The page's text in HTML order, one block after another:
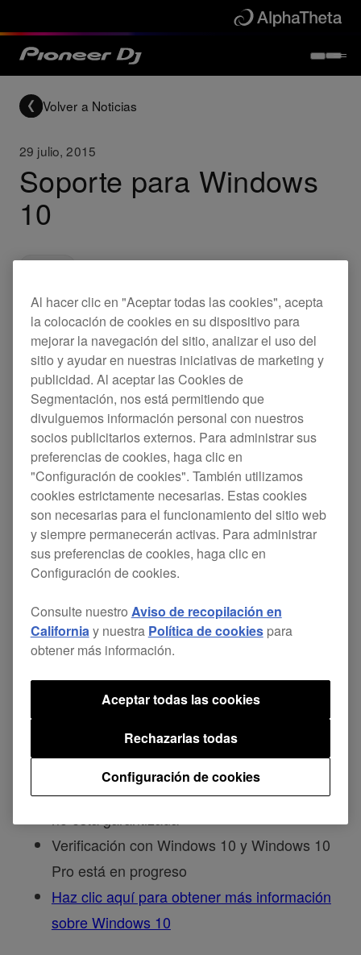
Volver a Noticias
29 julio, 2015
Soporte para Windows
10
Estimado cliente,
Gracias por elegir Pioneer DJ.
Desde que Microsoft lanzó Windows 10, hemos
estado investigando la compatibilidad del
producto. A continuación puedes encontrar una
lista de los productos que se encuentran
actualmente en revisión.
Soporte para Windows 10
En cuanto hayamos verificado la compatibilidad
con nuestros productos, se dará a conocer la
en cuenta que el firmware y el software actual
podrían no funcionar correctamente con Windows
10 en este momento.
La funcionalidad completa con Windows 10
no está garantizada
Verificación con Windows 10 y Windows 10
Pro está en progreso
Haz clic aquí para obtener más información
sobre Windows 10
Al hacer clic en "Aceptar todas las cookies", acepta
la colocación de cookies en su dispositivo para
mejorar la navegación del sitio, analizar el uso del
sitio y ayudar en nuestras iniciativas de marketing y
publicidad. Al aceptar las Cookies de
Segmentación, nos está permitiendo que
divulguemos información personal con nuestros
socios publicitarios externos. Para administrar sus
preferencias de cookies, haga clic en
"Configuración de cookies". También utilizamos
cookies estrictamente necesarias. Estas cookies
son necesarias para el funcionamiento del sitio web
y siempre permanecerán activas. Para administrar
sus preferencias de cookies, haga clic en
Configuración de cookies.
Consulte nuestro Aviso de recopilación en
Californiay nuestra Política de cookiespara
obtener más información.
Configuración de cookies
Rechazarlas todas
Aceptar todas las cookies